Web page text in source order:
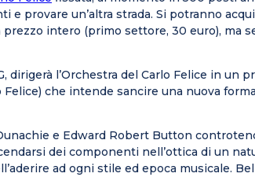
provare un’altra strada. Si potranno
intero (primo settore, 30 euro),
l’Orchestra del Carlo Felice in un
che intende sancire una nuova
e Edward Robert Button
dei componenti nell’ottica di un
ad ogni stile ed epoca musicale.